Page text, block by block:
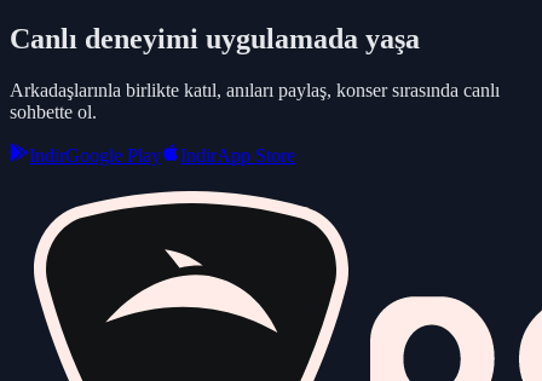
Canlı deneyimi uygulamada yaşa
Arkadaşlarınla birlikte katıl, anıları paylaş, konser sırasında canlı
sohbette ol.
IndirGoogle Play IndirApp Store